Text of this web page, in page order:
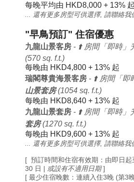
每晚平均由 HKD8,000 + 13% 起
... 還有更多房型可供選擇, 請聯絡我
"早鳥預訂" 住宿優惠
九龍山景客房 - ⬆️ 房間「即時」
(570 sq. f.t.)
每晚由 HKD4,800 + 13% 起
瑞閣尊貴海景客房 - ⬆️ 房間「即
山景套房(1054 sq. f.t.)
每晚由 HKD8,640 + 13% 起
九龍山景套房 - ⬆️ 房間「即時」
套房(1270 sq. f.t.)
每晚由 HKD9,600 + 13% 起
... 還有更多房型可供選擇, 請聯絡我
[ 預訂時間和住宿有效期：由即日起
30 日 | 或設有不適用日期]
[ 最少住宿晚數：連續入住3晚 (第3